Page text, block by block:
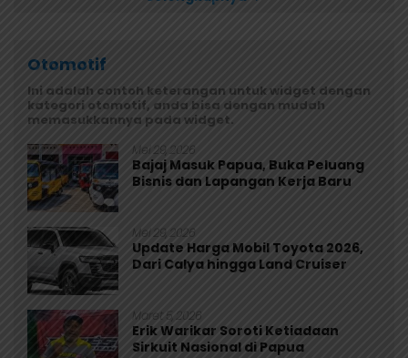
Otomotif
Ini adalah contoh keterangan untuk widget dengan
kategori otomotif, anda bisa dengan mudah
memasukkannya pada widget.
Mei 29, 2026
Bajaj Masuk Papua, Buka Peluang
Bisnis dan Lapangan Kerja Baru
Mei 29, 2026
Update Harga Mobil Toyota 2026,
Dari Calya hingga Land Cruiser
Maret 5, 2026
Erik Warikar Soroti Ketiadaan
Sirkuit Nasional di Papua